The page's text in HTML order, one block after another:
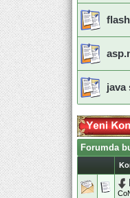
flash
java
Forumda